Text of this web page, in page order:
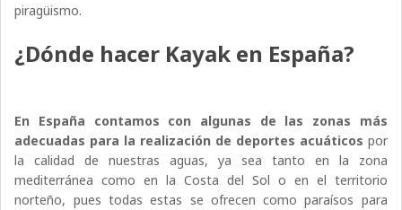
piragüismo.
¿Dónde hacer Kayak en España?
En España contamos con algunas de las zonas más
adecuadas para la realización de deportes acuáticos por
la calidad de nuestras aguas, ya sea tanto en la zona
mediterránea como en la Costa del Sol o en el territorio
norteño, pues todas estas se ofrecen como paraísos para